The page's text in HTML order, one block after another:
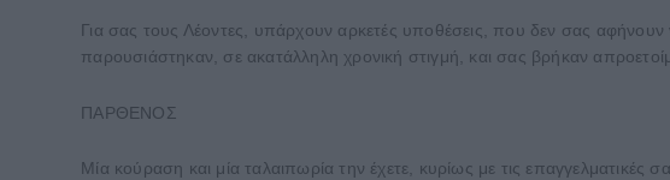
Για σας τους Λέοντες, υπάρχουν αρκετές υποθέσεις, που δεν σας
παρουσιάστηκαν, σε ακατάλληλη χρονική στιγμή, και σας βρήκαν
ΠΑΡΘΕΝΟΣ
Μία κούραση και μία ταλαιπωρία την έχετε, κυρίως με τις